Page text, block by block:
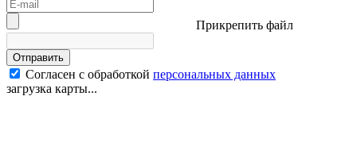
Прикрепить файл
Отправить
Согласен с обработкой персональных данных
загрузка карты...